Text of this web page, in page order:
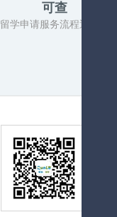
可查
留学申请服务流程透明化